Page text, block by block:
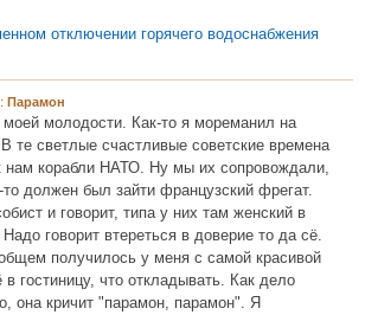
отключении горячего водоснабжения
Пaрамон
молодости. Как-то я мореманил на
те светлые счастливые советские времена
нам корабли НАТО. Ну мы их сопровождали,
должен был зайти французский фрегат.
и говорит, типа у них там женский в
говорит втереться в доверие то да сё.
получилось у меня с самой красивой
гостиницу, что откладывать. Как дело
она кричит "парамон, парамон". Я